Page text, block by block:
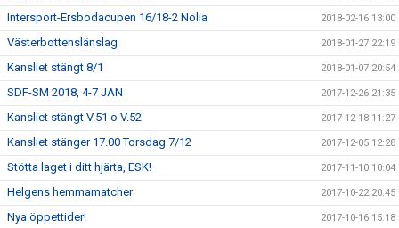
Intersport-Ersbodacupen 16/18-2 Nolia 2018-02-16 13:00
Västerbottenslänslag 2018-01-27 22:19
Kansliet stängt 8/1 2018-01-07 20:54
SDF-SM 2018, 4-7 JAN 2017-12-26 21:35
Kansliet stängt V.51 o V.52 2017-12-18 11:27
Kansliet stänger 17.00 Torsdag 7/12 2017-12-05 12:28
Stötta laget i ditt hjärta, ESK! 2017-11-10 10:04
Helgens hemmamatcher 2017-10-22 20:45
Nya öppettider! 2017-10-16 15:18